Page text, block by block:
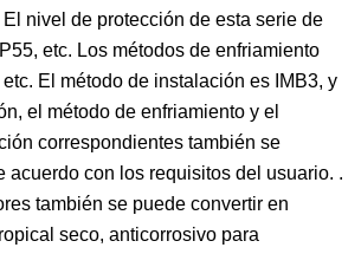
nivel de protección de esta serie de
etc. Los métodos de enfriamiento
El método de instalación es IMB3, y
el método de enfriamiento y el
correspondientes también se
acuerdo con los requisitos del usuario. .
también se puede convertir en
seco, anticorrosivo para